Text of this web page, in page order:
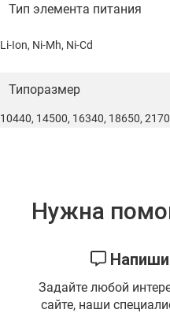
Тип элемента питания
Li-Ion, Ni-Mh, Ni-Cd
Типоразмер
10440, 14500, 16340, 18650,
Нужна
Задайте любой
сайте, наши